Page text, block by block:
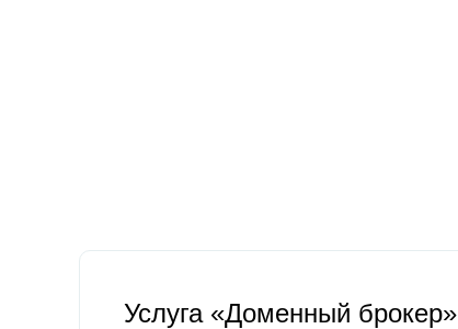
Услуга «Доменный брокер»